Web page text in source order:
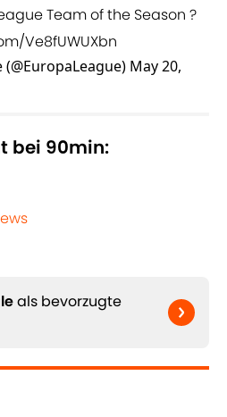
Team of the Season ?
Ve8fUWUXbn
May 20,
bei 90min:
als bevorzugte